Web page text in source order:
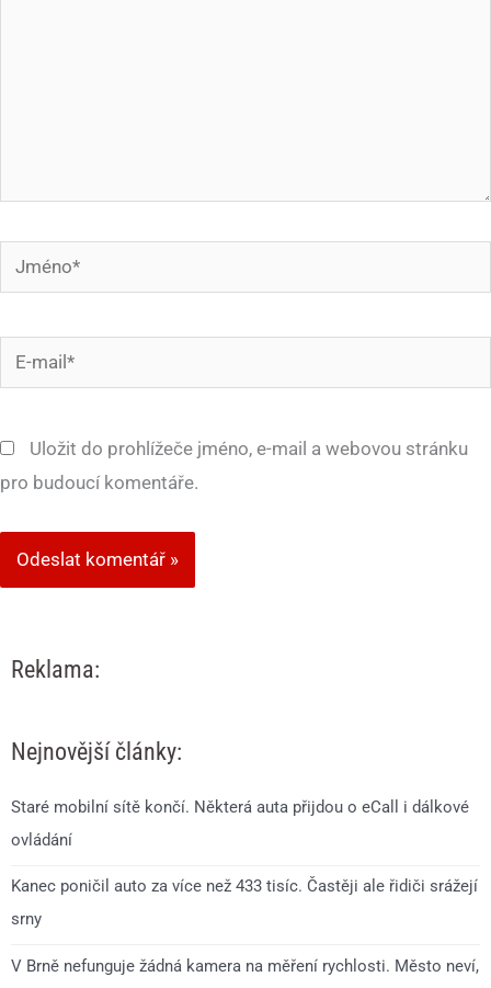
Jméno*
mail*
Uložit do prohlížeče jméno, e-mail a webovou stránku
pro budoucí komentáře.
Reklama:
Nejnovější články:
Staré mobilní sítě končí. Některá auta přijdou o eCall i dálkové
ovládání
Kanec poničil auto za více než 433 tisíc. Častěji ale řidiči srážejí
srny
V Brně nefunguje žádná kamera na měření rychlosti. Město neví,